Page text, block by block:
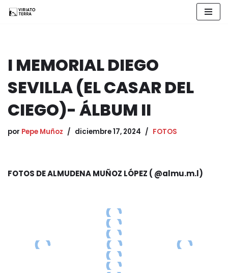
I MEMORIAL DIEGO
SEVILLA (EL CASAR DEL
CIEGO)- ÁLBUM II
por Pepe Muñoz diciembre 17, 2024 FOTOS
FOTOS DE ALMUDENA MUÑOZ LÓPEZ ( @almu.m.l)